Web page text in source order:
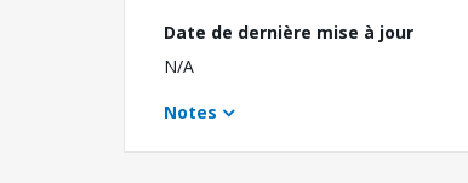
Date de dernière mise à jour
N/A
Notes